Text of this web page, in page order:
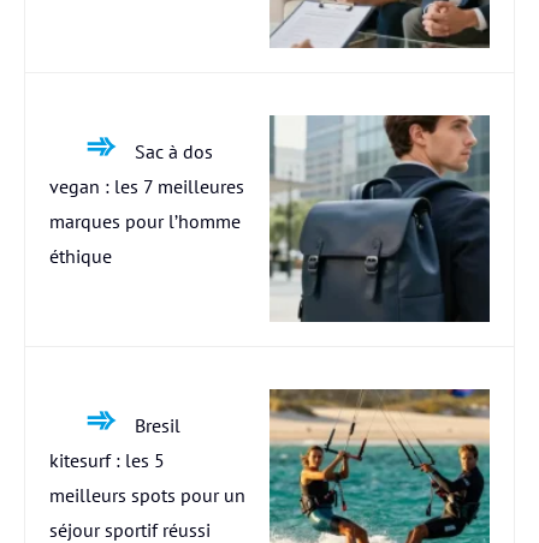
Sac à dos
vegan : les 7 meilleures
marques pour l’homme
éthique
Bresil
kitesurf : les 5
meilleurs spots pour un
séjour sportif réussi